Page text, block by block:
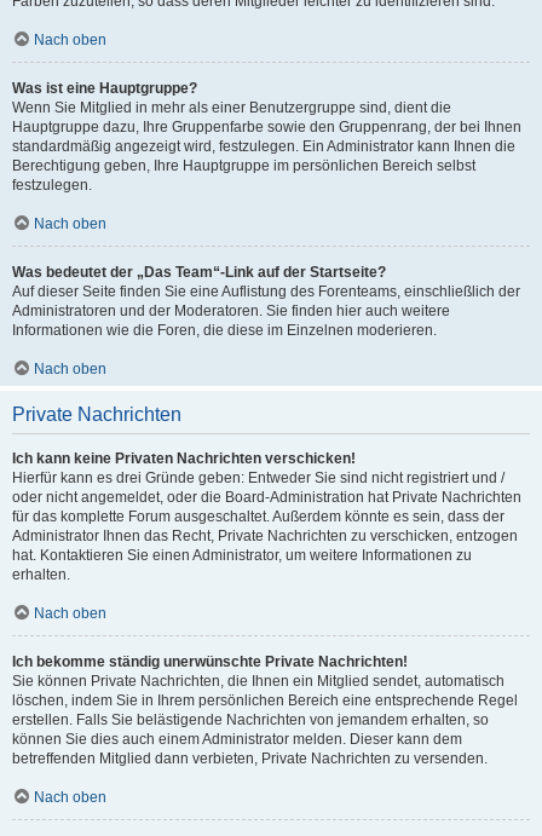
Nach oben
Was ist eine Hauptgruppe?
Wenn Sie Mitglied in mehr als einer Benutzergruppe sind, dient die
Hauptgruppe dazu, Ihre Gruppenfarbe sowie den Gruppenrang, der bei Ihnen
standardmäßig angezeigt wird, festzulegen. Ein Administrator kann Ihnen die
Berechtigung geben, Ihre Hauptgruppe im persönlichen Bereich selbst
festzulegen.
Nach oben
Was bedeutet der „Das Team“-Link auf der Startseite?
Auf dieser Seite finden Sie eine Auflistung des Forenteams, einschließlich der
Administratoren und der Moderatoren. Sie finden hier auch weitere
Informationen wie die Foren, die diese im Einzelnen moderieren.
Nach oben
Private Nachrichten
Ich kann keine Privaten Nachrichten verschicken!
Hierfür kann es drei Gründe geben: Entweder Sie sind nicht registriert und /
oder nicht angemeldet, oder die Board-Administration hat Private Nachrichten
für das komplette Forum ausgeschaltet. Außerdem könnte es sein, dass der
Administrator Ihnen das Recht, Private Nachrichten zu verschicken, entzogen
hat. Kontaktieren Sie einen Administrator, um weitere Informationen zu
erhalten.
Nach oben
Ich bekomme ständig unerwünschte Private Nachrichten!
Sie können Private Nachrichten, die Ihnen ein Mitglied sendet, automatisch
löschen, indem Sie in Ihrem persönlichen Bereich eine entsprechende Regel
erstellen. Falls Sie belästigende Nachrichten von jemandem erhalten, so
können Sie dies auch einem Administrator melden. Dieser kann dem
betreffenden Mitglied dann verbieten, Private Nachrichten zu versenden.
Nach oben